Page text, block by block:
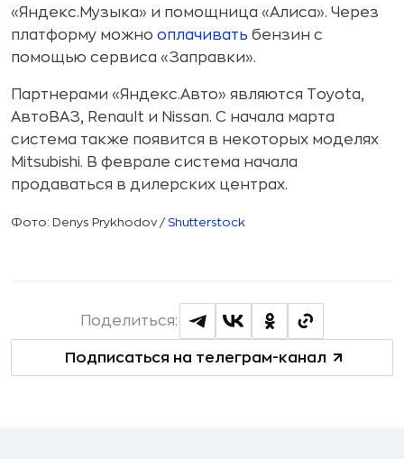
«Яндекс.Музыка» и помощница «Алиса». Через
платформу можно оплачивать бензин с
помощью сервиса «Заправки».
Партнерами «Яндекс.Авто» являются Toyota,
АвтоВАЗ, Renault и Nissan. С начала марта
система также появится в некоторых моделях
Mitsubishi. В феврале система начала
продаваться в дилерских центрах.
Фото: Denys Prykhodov / Shutterstock
Подписаться на телеграм-канал
Поделиться: